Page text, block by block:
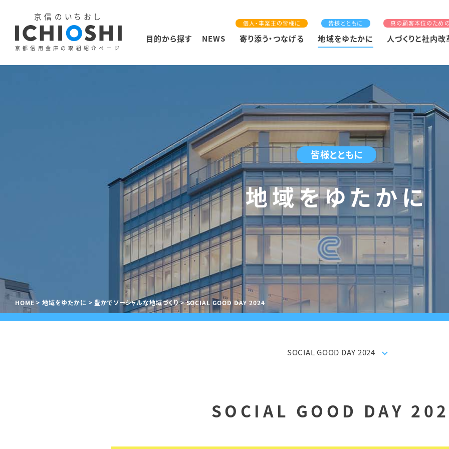
京信のいちおし
京都信用金庫の取組紹介ページ
目的から探す NEWS
個人・事業主の皆様に
寄り添う・つなげる
皆様とともに
地域をゆたかに
真の顧客本位のため
人づくりと社内改
皆様とともに
地域をゆたかに
HOME 地域をゆたかに 豊かでソーシャルな地域づくり SOCIAL GOOD DAY 2024
SOCIAL GOOD DAY 2024
SOCIAL GOOD DAY